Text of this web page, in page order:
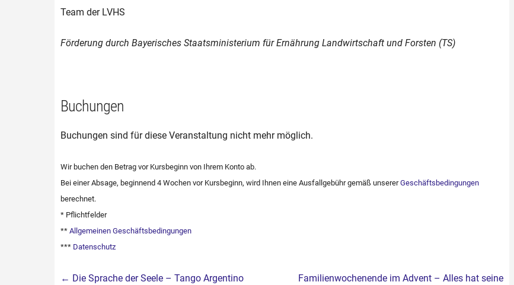
Team der LVHS
Förderung durch Bayerisches Staatsministerium für Ernährung Landwirtschaft und Forsten (TS)
Buchungen
Buchungen sind für diese Veranstaltung nicht mehr möglich.
Wir buchen den Betrag vor Kursbeginn von Ihrem Konto ab.
Bei einer Absage, beginnend 4 Wochen vor Kursbeginn, wird Ihnen eine Ausfallgebühr gemäß unsererGeschäftsbedingungen
berechnet.
* Pflichtfelder
** Allgemeinen Geschäftsbedingungen
*** Datenschutz
Beitragsnavigation
← Die Sprache der Seele – Tango Argentino
Familienwochenende im Advent – Alles hat seine